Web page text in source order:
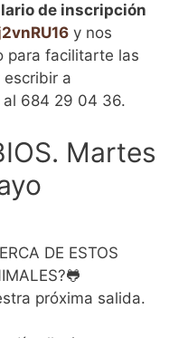
de inscripción
y nos
para facilitarte las
a
al 684 29 04 36.
Martes
DE ESTOS
próxima salida.